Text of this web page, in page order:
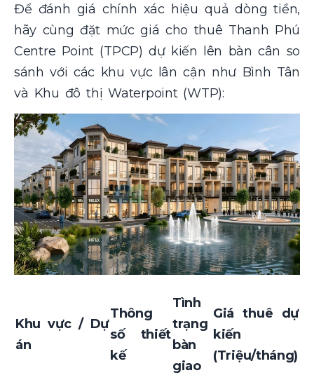
Để đánh giá chính xác hiệu quả dòng tiền,
hãy cùng đặt mức giá cho thuê Thanh Phú
Centre Point (TPCP) dự kiến lên bàn cân so
sánh với các khu vực lân cận như Bình Tân
và Khu đô thị Waterpoint (WTP):
Khu vực / Dự
án
Thông
số thiết
kế
Tình
trạng
bàn
giao
Giá thuê dự
kiến
(Triệu/tháng)